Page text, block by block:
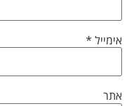
אימייל*
אתר